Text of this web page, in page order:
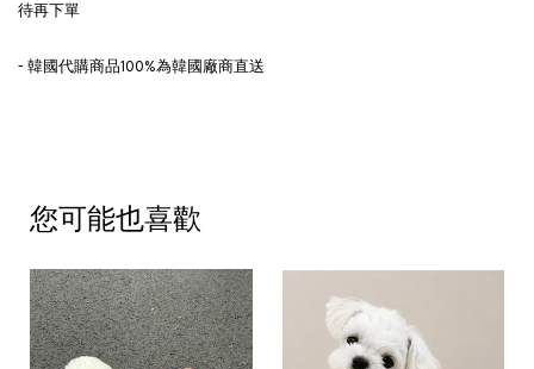
待再下單
- 韓國代購商品100%為韓國廠商直送
您可能也喜歡